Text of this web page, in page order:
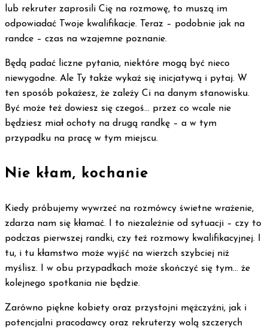
lub rekruter zaprosili Cię na rozmowę, to muszą im
odpowiadać Twoje kwalifikacje. Teraz – podobnie jak na
randce – czas na wzajemne poznanie.
Będą padać liczne pytania, niektóre mogą być nieco
niewygodne. Ale Ty także wykaż się inicjatywą i pytaj. W
ten sposób pokażesz, że zależy Ci na danym stanowisku.
Być może też dowiesz się czegoś… przez co wcale nie
będziesz miał ochoty na drugą randkę – a w tym
przypadku na pracę w tym miejscu.
Nie kłam, kochanie
Kiedy próbujemy wywrzeć na rozmówcy świetne wrażenie,
zdarza nam się kłamać. I to niezależnie od sytuacji – czy to
podczas pierwszej randki, czy też rozmowy kwalifikacyjnej. I
tu, i tu kłamstwo może wyjść na wierzch szybciej niż
myślisz. I w obu przypadkach może skończyć się tym… że
kolejnego spotkania nie będzie.
Zarówno piękne kobiety oraz przystojni mężczyźni, jak i
potencjalni pracodawcy oraz rekruterzy wolą szczerych